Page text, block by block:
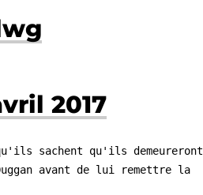
2017
sachent qu'ils demeureront
avant de lui remettre la